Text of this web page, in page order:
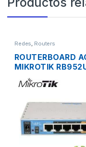
Redes, Routers
ROUTERBOARD
MIKROTIK
5AC2ND HAP AC
LITE DUAL BAND
USB OS L4